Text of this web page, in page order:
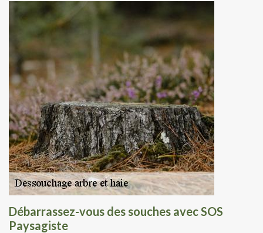
Débarrassez-vous des souches avec SOS
Paysagiste